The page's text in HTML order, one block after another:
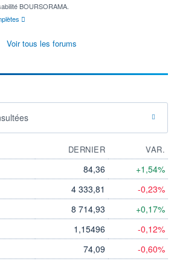
BOURSORAMA.
Voir tous les forums
DERNIER
VAR.
84,36 +1,54%
4 333,81 -0,23%
8 714,93 +0,17%
1,15496 -0,12%
74,09 -0,60%